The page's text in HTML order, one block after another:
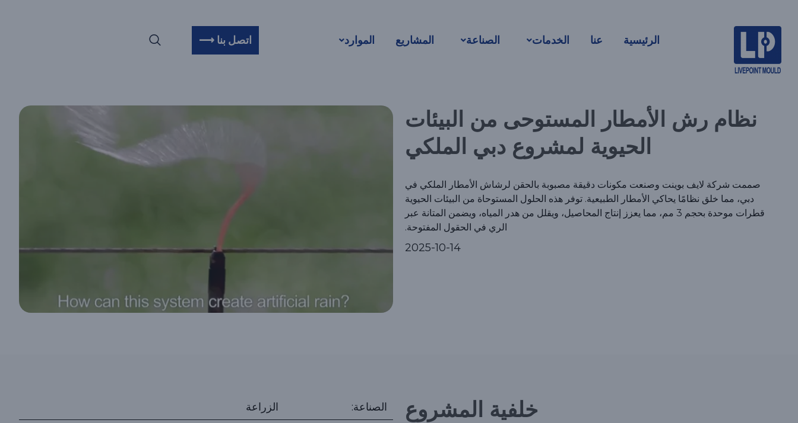
الرئيسية عنا الخدمات الصناعة المشاريع الموارد اتصل بنا ⟶
نظام رش الأمطار المستوحى من البيئات
الحيوية لمشروع دبي الملكي
نظام رش الأمطار المستوحى من البيئات
الحيوية لمشروع دبي الملكي
صممت شركة لايف بوينت وصنعت مكونات دقيقة مصبوبة بالحقن لرشاش الأمطار الملكي في
دبي، مما خلق نظامًا يحاكي الأمطار الطبيعية. توفر هذه الحلول المستوحاة من البيئات الحيوية
قطرات موحدة بحجم 3 مم، مما يعزز إنتاج المحاصيل، ويقلل من هدر المياه، ويضمن المتانة عبر
الري في الحقول المفتوحة.
2025-10-14
خلفية المشروع الصناعة:
الزراعة